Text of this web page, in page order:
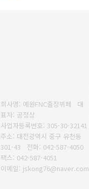
회사명: 예원FNC출장뷔페 대
표자: 공정상
사업자등록번호: 305-30-32141
주소: 대전광역시 중구 유천동
301-43 전화: 042-587-4050
팩스: 042-587-4051
이메일: jskong76@naver.com